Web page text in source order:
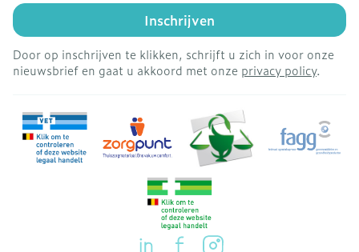
Inschrijven
Door op inschrijven te klikken, schrijft u zich in voor onze
nieuwsbrief en gaat u akkoord met onze privacy policy.